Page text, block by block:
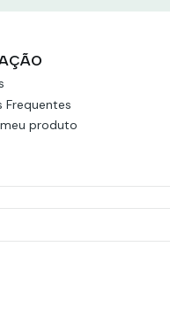
Frequentes
produto